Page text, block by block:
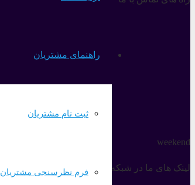
راهنمای مشتریان
ثبت نام مشتریان
فرم نظرسنجی مشتریان
weekend
لینک های ما در شبکه های اجتماعی